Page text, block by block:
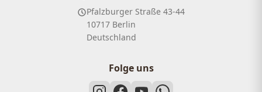
Pfalzburger Straße 43-44
10717 Berlin
Deutschland
Folge uns